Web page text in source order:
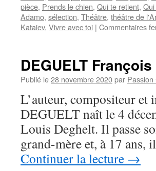
pièce, Prends le chien, Qui te retient,
Adamo, sélection, Théâtre, théâtre de
Kataiev, Vivre avec toi | Commentaires
DEGUELT François
Publié le28 novembre 2020par Passion
L’auteur, compositeur et
DEGUELT naît le 4
Louis Deghelt. Il passe
grand-mère et, à 17 ans,
Continuer la lecture →